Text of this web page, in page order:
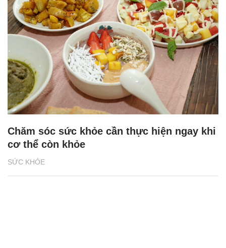
SỨC KHỎE
Chăm sóc sức khỏe cần thực hiện ngay khi
cơ thể còn khỏe